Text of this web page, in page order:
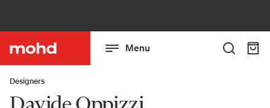
Menu
Designers